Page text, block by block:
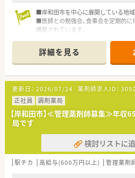
■岸和田市を中心に展開している地域
■医師との勉強会、食事会を定期的に
構築されています。
だけます。
■独立開業支援も行っていらっしゃ
詳細を見る
更新日： 2026/07/24 薬剤師求人ID：
正社員
調剤薬局
【岸和田市】≪管理薬剤師募集≫年収
局です
検討リストに
駅チカ 高給与(600万円以上) 管理薬剤